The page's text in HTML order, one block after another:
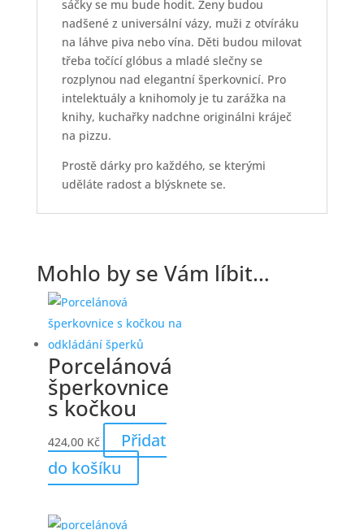
sáčky se mu bude hodit. Ženy budou
nadšené z universální vázy, muži z otvíráku
na láhve piva nebo vína. Děti budou milovat
třeba točící glóbus a mladé slečny se
rozplynou nad elegantní šperkovnicí. Pro
intelektuály a knihomoly je tu zarážka na
knihy, kuchařky nadchne originálni kráječ
na pizzu.
Prostě dárky pro každého, se kterými
uděláte radost a blýsknete se.
Mohlo by se Vám líbit…
Porcelánová
šperkovnice
s kočkou
424,00 Kč
Přidat
do košíku